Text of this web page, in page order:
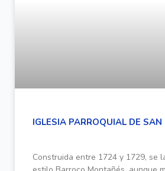
IGLESIA PARROQUIAL DE SAN
Construida entre 1724 y 1729, se